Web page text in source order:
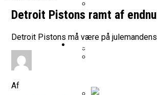
NBA
Detroit Pistons ramt af
Detroit Pistons må være på
Af